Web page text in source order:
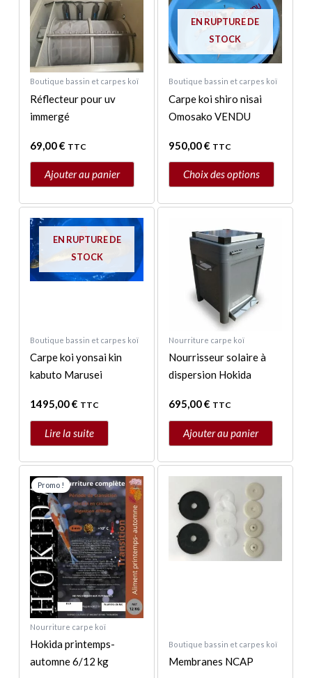
Boutique bassin et carpes koï
Réflecteur pour uv
immergé
69,00€ TTC
Ajouter au panier
EN RUPTURE DE
STOCK
Boutique bassin et carpes koï
Carpe koi shiro nisai
Omosako VENDU
950,00€ TTC
Choix des options
produit
a
plusieurs
variations.
options
peuvent
être
choisies
sur
du
produit
EN RUPTURE DE
STOCK
Boutique bassin et carpes koï
Carpe koi yonsai kin
kabuto Marusei
1495,00€ TTC
Lire la suite
Nourriture carpe koï
Nourrisseur solaire à
dispersion Hokida
695,00€ TTC
Ajouter au panier
Promo !
Nourriture carpe koï
Hokida printemps-
automne 6/12 kg
de
prix :
43,00 €
à
79,00 €
produit
a
plusieurs
variations.
Les
options
peuvent
être
choisies
sur
la
Boutique bassin et carpes koï
Membranes NCAP
de
prix :
19,00 €
à
34,00 €
produit
plusieurs
variations.
sur
la